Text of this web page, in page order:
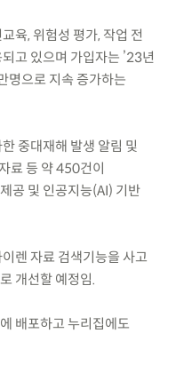
육, 위험성 평가, 작업 전
고 있으며 가입자는 ’23년
명으로 지속 증가하는
중대재해 발생 알림 및
료 등 약 450건이
공 및 인공지능(AI) 기반
렌 자료 검색기능을 사고
개선할 예정임.
배포하고 누리집에도